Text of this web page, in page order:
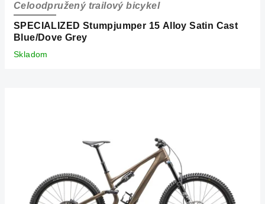
SPECIALIZED Stumpjumper 15 Alloy Satin Cast
Blue/Dove Grey
Celoodpružený trailový bicykel
Skladom